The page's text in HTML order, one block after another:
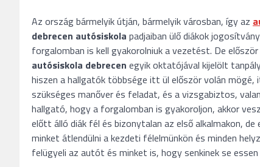
Az ország bármelyik útján, bármelyik városban, így az
debrecen autósiskola padjaiban ülő diákok
forgalomban is kell gyakorolniuk a vezetést. De
autósiskola debrecen egyik oktatójával kijelölt
hiszen a hallgatók többsége itt ül először volán
szükséges manőver és feladat, és a vizsgabiztos,
hallgató, hogy a forgalomban is gyakoroljon, akkor
előtt álló diák fél és bizonytalan az első alkalmakon,
minket átlendülni a kezdeti félelmünkön és minden
felügyeli az autót és minket is, hogy senkinek se